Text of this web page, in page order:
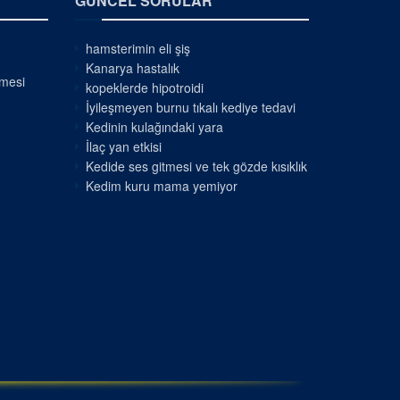
hamsterimin eli şiş
Kanarya hastalık
kopeklerde hipotroidi
İyileşmeyen burnu tıkalı kediye tedavi
Kedinin kulağındaki yara
İlaç yan etkisi
Kedide ses gitmesi ve tek gözde kısıklık
Kedim kuru mama yemiyor